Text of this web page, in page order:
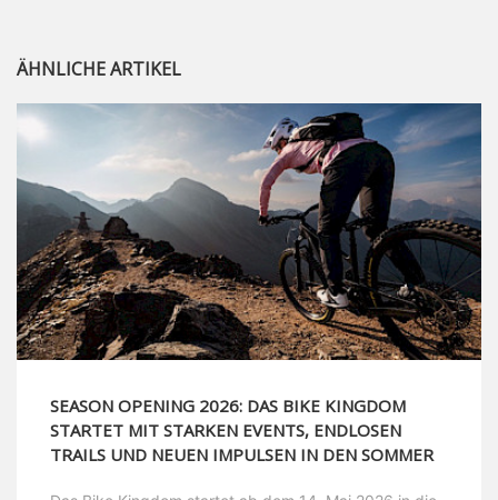
ÄHNLICHE ARTIKEL
SEASON OPENING 2026: DAS BIKE KINGDOM
STARTET MIT STARKEN EVENTS, ENDLOSEN
TRAILS UND NEUEN IMPULSEN IN DEN SOMMER